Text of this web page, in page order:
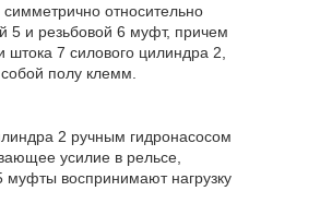
относительно
5 и резьбовой 6 муфт, причем
7 силового цилиндра 2,
полу клемм.
2 ручным гидронасосом
усилие в рельсе,
воспринимают нагрузку